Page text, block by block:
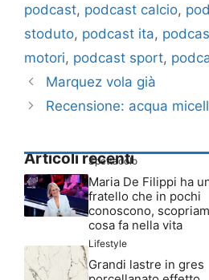
podcast, podcast calcio,
stoduto, podcast ita,
motori, podcast sport,
Marquez vola già
Recensione: acqua
Articoli recenti
Spettacolo
Maria De Filippi ha
fratello che in pochi
conoscono,
cosa fa nella vita
Lifestyle
Grandi lastre in gres